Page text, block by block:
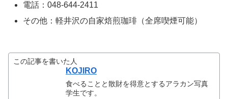
電話：048-644-2411
その他：軽井沢の自家焙煎珈琲（全席喫煙可能）
この記事を書いた人
KOJIRO
食べることと散財を得意とするアラカン写真
学生です。